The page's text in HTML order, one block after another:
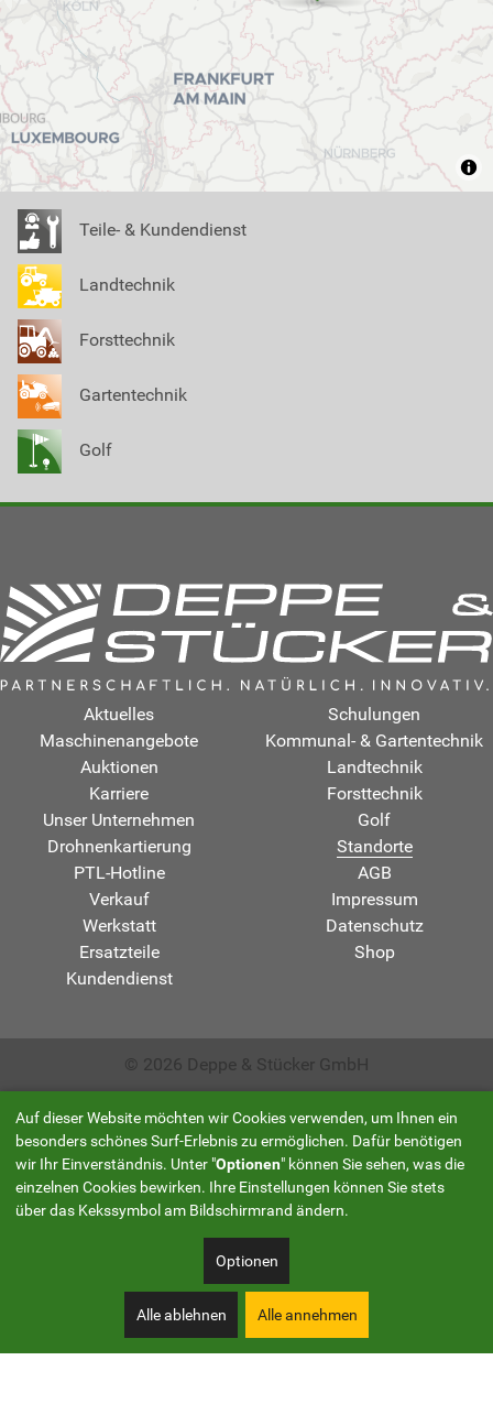
Teile- & Kundendienst
Landtechnik
Forsttechnik
Gartentechnik
Golf
Aktuelles
Maschinenangebote
Auktionen
Karriere
Unser Unternehmen
Drohnenkartierung
PTL-Hotline
Verkauf
Werkstatt
Ersatzteile
Kundendienst
Schulungen
Kommunal- & Gartentechnik
Landtechnik
Forsttechnik
Golf
Standorte
AGB
Impressum
Datenschutz
Shop
© 2026 Deppe & Stücker GmbH
Auf dieser Website möchten wir Cookies verwenden, um Ihnen ein
besonders schönes Surf-Erlebnis zu ermöglichen. Dafür benötigen
wir Ihr Einverständnis. Unter "Optionen" können Sie sehen, was die
einzelnen Cookies bewirken. Ihre Einstellungen können Sie stets
über das Kekssymbol am Bildschirmrand ändern.
Optionen
Alle ablehnen Alle annehmen